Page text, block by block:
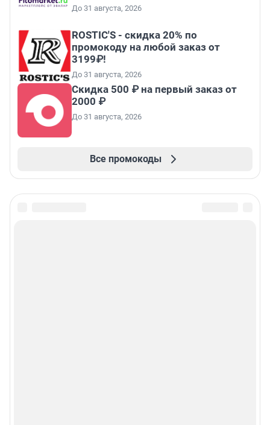
До 31 августа, 2026
ROSTIC'S - скидка 20% по
промокоду на любой заказ от
3199₽!
До 31 августа, 2026
Скидка 500 ₽ на первый заказ от
2000 ₽
До 31 августа, 2026
Все промокоды